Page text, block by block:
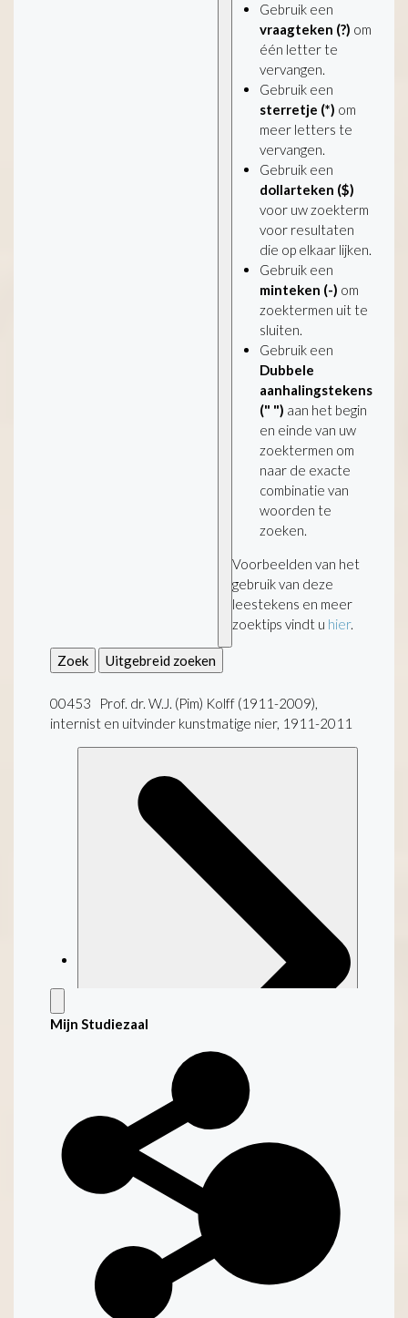
Gebruik een
vraagteken (?) om
één letter te
vervangen.
Gebruik een
sterretje (*) om
meer letters te
vervangen.
Gebruik een
dollarteken ($)
voor uw zoekterm
voor resultaten
die op elkaar lijken.
Gebruik een
minteken (-) om
zoektermen uit te
sluiten.
Gebruik een
Dubbele
aanhalingstekens
(" ") aan het begin
en einde van uw
zoektermen om
naar de exacte
combinatie van
woorden te
zoeken.
Voorbeelden van het
gebruik van deze
leestekens en meer
zoektips vindt u hier.
Zoek Uitgebreid zoeken
00453 Prof. dr. W.J. (Pim) Kolff (1911-2009),
internist en uitvinder kunstmatige nier, 1911-2011
Kenmerken
Mijn Studiezaal